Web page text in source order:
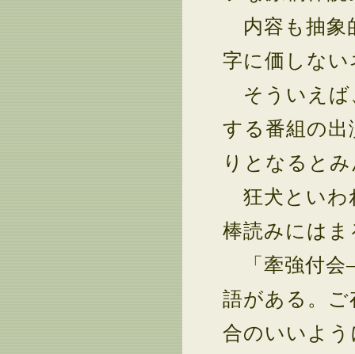
内容も抽象
字に価しな
そういえば
する番組の
りとなると
狂犬といわ
棒読みには
「牽強付会
語がある。
合のいいよ